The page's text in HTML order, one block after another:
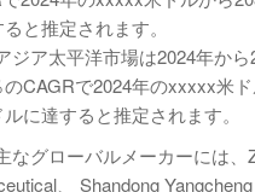
と推定されます。
ジア太平洋市場は2024年か
CAGRで2024年のxxxxx米ド
に達すると推定されます。
なグローバルメーカーには、
、 Shandong Yangcheng